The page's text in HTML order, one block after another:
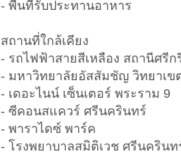
- พื้นที่รับประทานอาหาร
สถานที่ใกล้เคียง
- รถไฟฟ้าสายสีเหลือง สถานีศรีก
- มหาวิทยาลัยอัสสัมชัญ วิทยาเข
- เดอะไนน์ เซ็นเตอร์ พระราม 9
- ซีคอนสแควร์ ศรีนครินทร์
- พาราไดซ์ พาร์ค
- โรงพยาบาลสมิติเวช ศรีนครินท